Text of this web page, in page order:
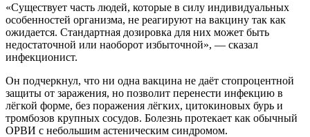
«Существует часть людей, которые в силу индивидуальных
особенностей организма, не реагируют на вакцину так как
ожидается. Стандартная дозировка для них может быть
недостаточной или наоборот избыточной», — сказал
инфекционист.
Он подчеркнул, что ни одна вакцина не даёт стопроцентной
защиты от заражения, но позволит перенести инфекцию в
лёгкой форме, без поражения лёгких, цитокиновых бурь и
тромбозов крупных сосудов. Болезнь протекает как обычный
ОРВИ с небольшим астеническим синдромом.